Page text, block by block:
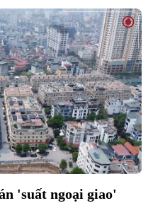
quy trình nộp hồ sơ
Quốc gia với 7 bước
'suất ngoại giao'